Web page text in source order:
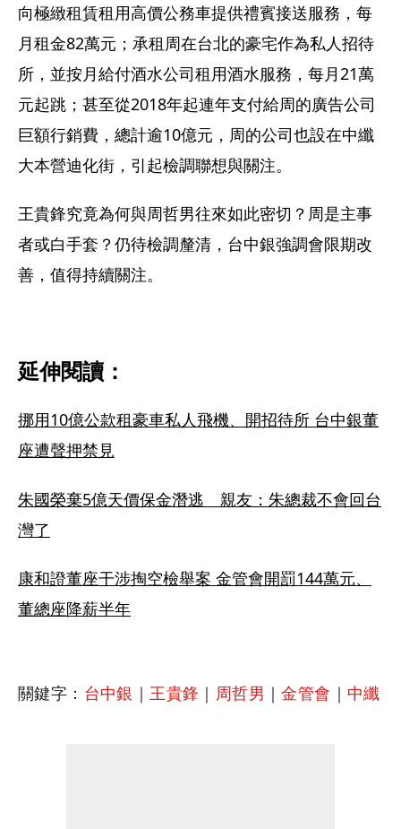
向極緻租賃租用高價公務車提供禮賓接送服務，每
月租金82萬元；承租周在台北的豪宅作為私人招待
所，並按月給付酒水公司租用酒水服務，每月21萬
元起跳；甚至從2018年起連年支付給周的廣告公司
巨額行銷費，總計逾10億元，周的公司也設在中纖
大本營迪化街，引起檢調聯想與關注。
王貴鋒究竟為何與周哲男往來如此密切？周是主事
者或白手套？仍待檢調釐清，台中銀強調會限期改
善，值得持續關注。
延伸閱讀：
挪用10億公款租豪車私人飛機、開招待所 台中銀董
座遭聲押禁見
朱國榮棄5億天價保金潛逃　親友：朱總裁不會回台
灣了
康和證董座干涉掏空檢舉案 金管會開罰144萬元、
董總座降薪半年
關鍵字： 台中銀 ｜王貴鋒 ｜ 周哲男 ｜金管會 ｜ 中纖